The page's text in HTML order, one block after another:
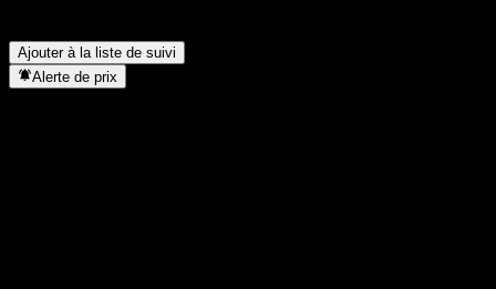
Ajouter à la liste de suivi
Alerte de prix